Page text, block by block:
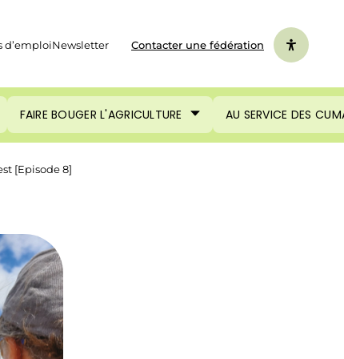
d’emploiNewsletter Contacter une fédération
FAIRE BOUGER L'AGRICULTURE AU SERVICE DES
[Episode 8]